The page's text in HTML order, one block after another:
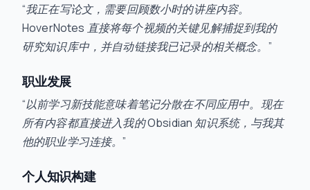
“我正在写论文，需要回顾数小时的讲座内容。
HoverNotes 直接将每个视频的关键见解捕捉到我的
研究知识库中，并自动链接我已记录的相关概念。”
职业发展
“以前学习新技能意味着笔记分散在不同应用中。现在
所有内容都直接进入我的 Obsidian 知识系统，与我其
他的职业学习连接。”
个人知识构建